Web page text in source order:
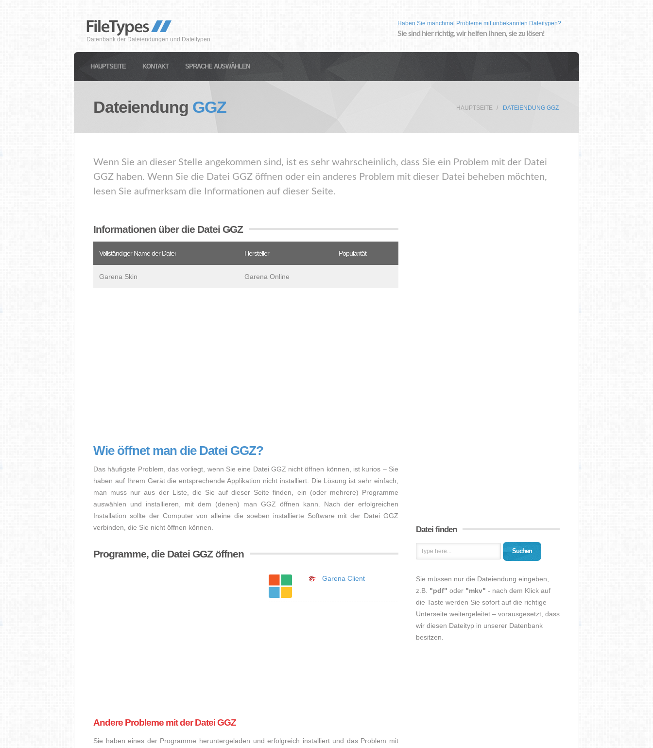
Datenbank der Dateiendungen und Dateitypen
Haben Sie manchmal Probleme mit unbekannten Dateitypen?
Sie sind hier richtig, wir helfen Ihnen, sie zu lösen!
HAUPTSEITE KONTAKT SPRACHE AUSWÄHLEN
Dateiendung GGZ HAUPTSEITE DATEIENDUNG GGZ
Wenn Sie an dieser Stelle angekommen sind, ist es sehr wahrscheinlich, dass Sie ein Problem mit der Datei
GGZ haben. Wenn Sie die Datei GGZ öffnen oder ein anderes Problem mit dieser Datei beheben möchten,
lesen Sie aufmerksam die Informationen auf dieser Seite.
Informationen über die Datei GGZ
Vollständiger Name der Datei Hersteller Popularität
Garena Skin Garena Online
Wie öffnet man die Datei GGZ?
Das häufigste Problem, das vorliegt, wenn Sie eine Datei GGZ nicht öffnen können, ist kurios – Sie
haben auf Ihrem Gerät die entsprechende Applikation nicht installiert. Die Lösung ist sehr einfach,
man muss nur aus der Liste, die Sie auf dieser Seite finden, ein (oder mehrere) Programme
auswählen und installieren, mit dem (denen) man GGZ öffnen kann. Nach der erfolgreichen
Installation sollte der Computer von alleine die soeben installierte Software mit der Datei GGZ
verbinden, die Sie nicht öffnen können.
Programme, die Datei GGZ öffnen
Garena Client
Andere Probleme mit der Datei GGZ
Sie haben eines der Programme heruntergeladen und erfolgreich installiert und das Problem mit
Datei finden
Suchen
Sie müssen nur die Dateiendung eingeben,
z.B. "pdf" oder "mkv" - nach dem Klick auf
die Taste werden Sie sofort auf die richtige
Unterseite weitergeleitet – vorausgesetzt, dass
wir diesen Dateityp in unserer Datenbank
besitzen.